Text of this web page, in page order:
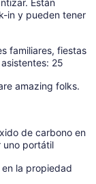
in y pueden tener
familiares, fiestas
25
amazing folks.
de carbono en
uno portátil
la propiedad